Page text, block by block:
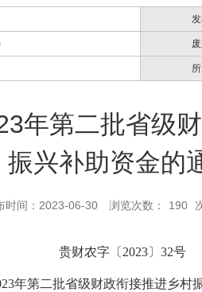
年第二批省级
振兴补助资金的
时间：2023-06-30 浏览次数： 190
贵财农字〔 2023〕 32号
年第二批省级财政衔接推进乡村